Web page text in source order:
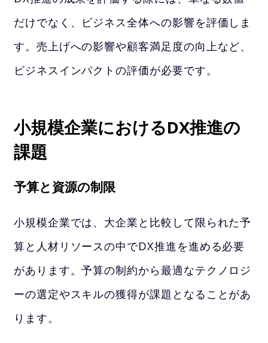
だけでなく、ビジネス全体への影響を評価しま
す。売上げへの影響や顧客満足度の向上など、
ビジネスインパクトの評価が必要です。
小規模企業におけるDX推進の
課題
予算と資源の制限
小規模企業では、大企業と比較して限られた予
算と人材リソースの中でDX推進を進める必要
があります。予算の制約から最適なテクノロジ
ーの選定やスキルの獲得が課題となることがあ
ります。